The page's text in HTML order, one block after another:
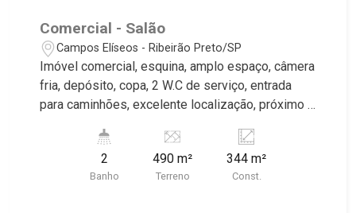
Comercial - Salão
Campos Elíseos - Ribeirão Preto/SP
Imóvel comercial, esquina, amplo espaço, câmera
fria, depósito, copa, 2 W.C de serviço, entrada
para caminhões, excelente localização, próximo a
no mercado imobiliário desde 2000.
Especialistas em Venda e Locação! Avenida
João Fiúsa, 1051 - Alto da Boa Vista
2
Banho
490 m²
Terreno
344 m²
Const.